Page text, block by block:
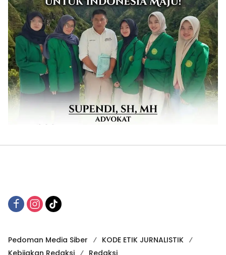
Pedoman Media Siber
KODE ETIK JURNALISTIK
Kebijakan Redaksi
Redaksi